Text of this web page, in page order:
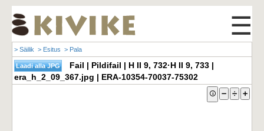
☰
> Säilik > Esitus > Pala
Fail | Pildifail | H II 9, 732·H II 9, 733 |
era_h_2_09_367.jpg | ERA-10354-70037-75302